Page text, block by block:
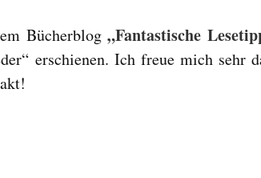
Bücherblog„Fantastische
erschienen. Ich freue mich sehr